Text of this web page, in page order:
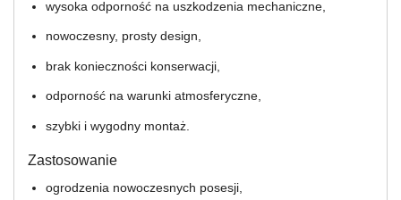
wysoka odporność na uszkodzenia mechaniczne,
nowoczesny, prosty design,
brak konieczności konserwacji,
odporność na warunki atmosferyczne,
szybki i wygodny montaż.
Zastosowanie
ogrodzenia nowoczesnych posesji,